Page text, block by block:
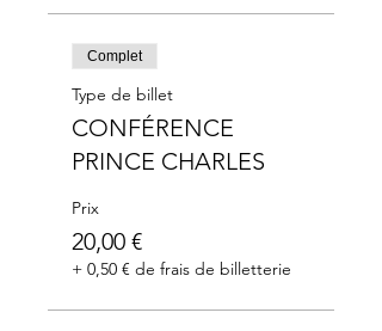
Complet
Type de billet
CONFÉRENCE
PRINCE CHARLES
Prix
20,00 €
+ 0,50 € de frais de billetterie